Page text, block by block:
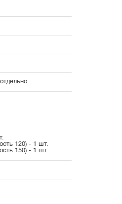
120) - 1 шт.
150) - 1 шт.